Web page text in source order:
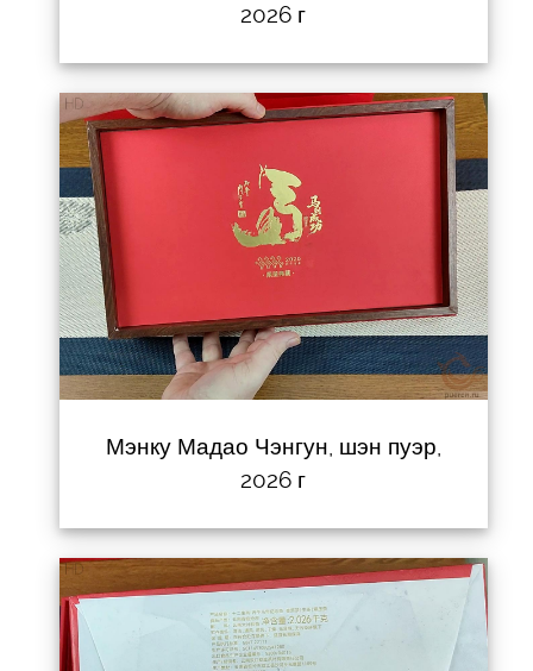
2026 г
Мэнку Мадао Чэнгун, шэн пуэр,
2026 г